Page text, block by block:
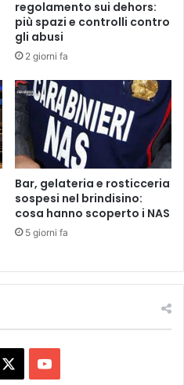
regolamento sui dehors:
più spazi e controlli contro
gli abusi
2 giorni fa
Bar, gelateria e rosticceria
sospesi nel brindisino:
cosa hanno scoperto i NAS
5 giorni fa